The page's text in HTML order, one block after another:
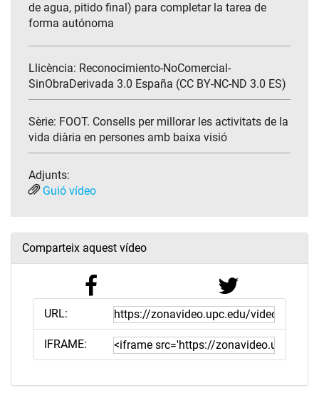
de agua, pitido final) para completar la tarea de
forma autónoma
Llicència: Reconocimiento-NoComercial-
SinObraDerivada 3.0 España (CC BY-NC-ND 3.0 ES)
Sèrie: FOOT. Consells per millorar les activitats de la
vida diària en persones amb baixa visió
Adjunts:
Guió vídeo
Comparteix aquest vídeo
URL:
IFRAME: